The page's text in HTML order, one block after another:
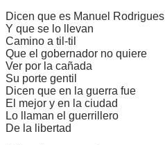
Dicen que es Manuel Rodrigues
Y que se lo llevan
Camino a til-til
Que el gobernador no quiere
Ver por la cañada
Su porte gentil
Dicen que en la guerra fue
El mejor y en la ciudad
Lo llaman el guerrillero
De la libertad